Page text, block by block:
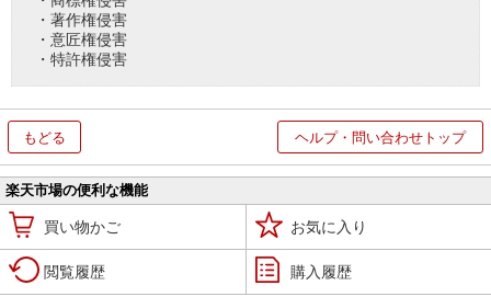
・著作権侵害
・意匠権侵害
・特許権侵害
もどる ヘルプ・問い合わせトップ
楽天市場の便利な機能
買い物かご お気に入り
閲覧履歴 購入履歴